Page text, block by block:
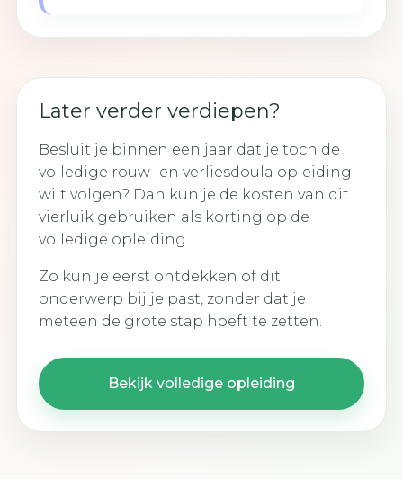
Later verder verdiepen?
Besluit je binnen een jaar dat je toch de
volledige rouw- en verliesdoula opleiding
wilt volgen? Dan kun je de kosten van dit
vierluik gebruiken als korting op de
volledige opleiding.
Zo kun je eerst ontdekken of dit
onderwerp bij je past, zonder dat je
meteen de grote stap hoeft te zetten.
Bekijk volledige opleiding